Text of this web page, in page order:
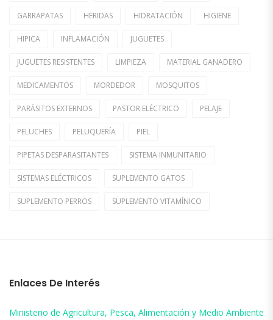
GARRAPATAS HERIDAS HIDRATACIÓN HIGIENE
HIPICA INFLAMACIÓN JUGUETES
JUGUETES RESISTENTES LIMPIEZA MATERIAL GANADERO
MEDICAMENTOS MORDEDOR MOSQUITOS
PARÁSITOS EXTERNOS PASTOR ELÉCTRICO PELAJE
PELUCHES PELUQUERÍA PIEL
PIPETAS DESPARASITANTES SISTEMA INMUNITARIO
SISTEMAS ELÉCTRICOS SUPLEMENTO GATOS
SUPLEMENTO PERROS SUPLEMENTO VITAMÍNICO
Enlaces De Interés
Ministerio de Agricultura, Pesca, Alimentación y Medio Ambiente